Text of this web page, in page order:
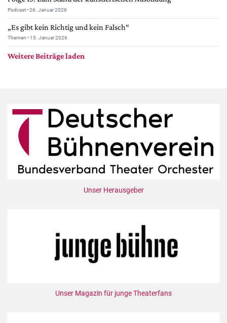
Podcast • 26. Januar 2026
„Es gibt kein Richtig und kein Falsch“
Themen • 15. Januar 2026
Weitere Beiträge laden
Unser Herausgeber
Unser Magazin für junge Theaterfans